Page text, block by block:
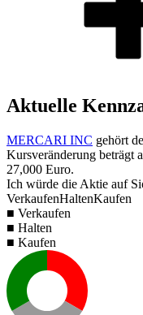
Aktuelle
MERCARI INC gehört
Kursveränderung beträgt
27,000 Euro.
Ich würde die Aktie auf
VerkaufenHaltenKaufen
■ Verkaufen
■ Halten
■ Kaufen